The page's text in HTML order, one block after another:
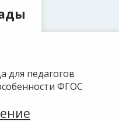
для педагогов
ФГОС